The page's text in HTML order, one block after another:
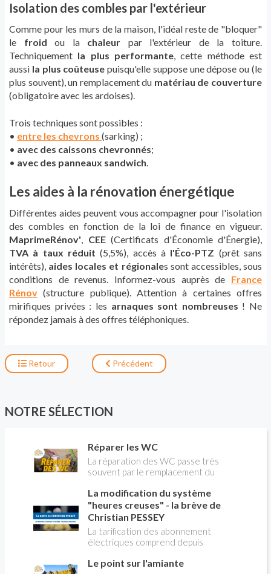
Isolation des combles par l'extérieur
Comme pour les murs de la maison, l'idéal reste de "bloquer"
le froid ou la chaleur par l'extérieur de la toiture.
Techniquement la plus performante, cette méthode est
aussi la plus coûteuse puisqu'elle suppose une dépose ou (le
plus souvent), un remplacement du matériau de couverture
(obligatoire avec les ardoises).
Trois techniques sont possibles :
• entre les chevrons (sarking) ;
• avec des caissons chevronnés;
• avec des panneaux sandwich.
Les aides à la rénovation énergétique
Différentes aides peuvent vous accompagner pour l'isolation
des combles en fonction de la loi de finance en vigueur.
MaprimeRénov', CEE(Certificats d'Économie d'Énergie),
TVA à taux réduit (5,5%), accès à l'Éco-PTZ (prêt sans
intérêts), aides locales et régionales sont accessibles, sous
conditions de revenus. Informez-vous auprès de France
Rénov (structure publique). Attention à certaines offres
mirifiques privées : les arnaques sont nombreuses ! Ne
répondez jamais à des offres téléphoniques.
Retour Précédent
NOTRE SÉLECTION
Réparer les WC
La réparation des WC passe très
souvent par le remplacement du
expliquer
La modification du système
"heures creuses" - la brève de
Christian PESSEY
La tarification des abonnement
électriques comprend depuis
pleines, heures creuses. Aujourd'hui
Le point sur l'amiante